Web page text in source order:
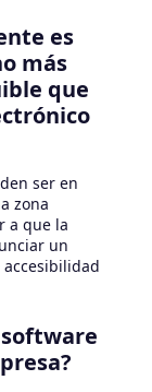
es
más
que
ser en
zona
a que la
un